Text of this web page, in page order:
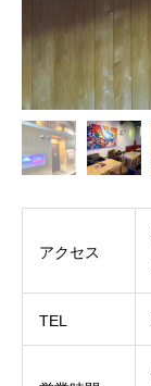
アクセス
TEL